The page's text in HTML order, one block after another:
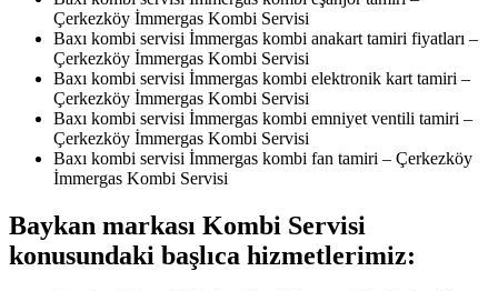
Çerkezköy İmmergas Kombi Servisi
Baxı kombi servisi İmmergas kombi anakart tamiri fiyatları –
Çerkezköy İmmergas Kombi Servisi
Baxı kombi servisi İmmergas kombi elektronik kart tamiri –
Çerkezköy İmmergas Kombi Servisi
Baxı kombi servisi İmmergas kombi emniyet ventili tamiri –
Çerkezköy İmmergas Kombi Servisi
Baxı kombi servisi İmmergas kombi fan tamiri – Çerkezköy
İmmergas Kombi Servisi
Baykan markası Kombi Servisi
konusundaki başlıca hizmetlerimiz: